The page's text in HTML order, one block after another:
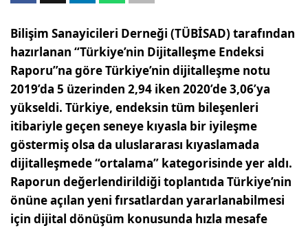
Bilişim Sanayicileri Derneği (TÜBİSAD) tarafından
hazırlanan “Türkiye’nin Dijitalleşme Endeksi
Raporu”na göre Türkiye’nin dijitalleşme notu
2019’da 5 üzerinden 2,94 iken 2020’de 3,06’ya
yükseldi. Türkiye, endeksin tüm bileşenleri
itibariyle geçen seneye kıyasla bir iyileşme
göstermiş olsa da uluslararası kıyaslamada
dijitalleşmede “ortalama” kategorisinde yer aldı.
Raporun değerlendirildiği toplantıda Türkiye’nin
önüne açılan yeni fırsatlardan yararlanabilmesi
için dijital dönüşüm konusunda hızla mesafe